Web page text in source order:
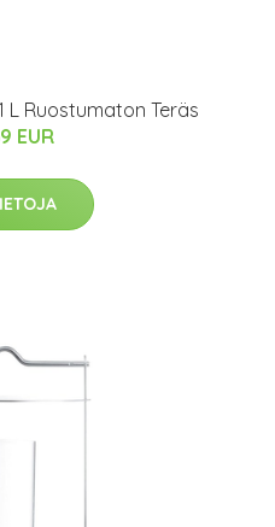
L Ruostumaton Teräs
EUR